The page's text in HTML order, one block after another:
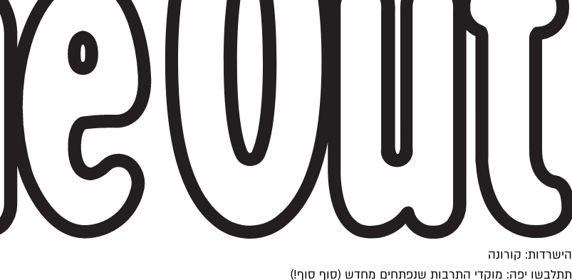
הישרדות: קורונה
תתלבשו יפה: מוקדי התרבות שנפתחים מחדש (סוף סוף!)